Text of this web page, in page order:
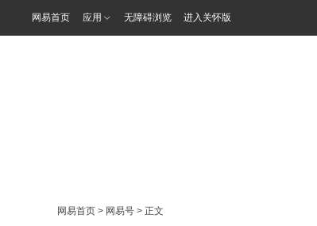
网易首页 应用 无障碍浏览 进入关怀版
网易首页 > 网易号 > 正文